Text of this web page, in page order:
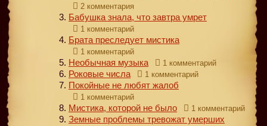
2 комментария
Бабушка знала, что завтра умрет
1 комментарий
Брата преследует мистика
1 комментарий
Необычная музыка 1 комментарий
Роковые числа 1 комментарий
Покойные не любят жалоб
1 комментарий
Мистика, которой не было 1 комментарий
Земные проблемы тревожат умерших